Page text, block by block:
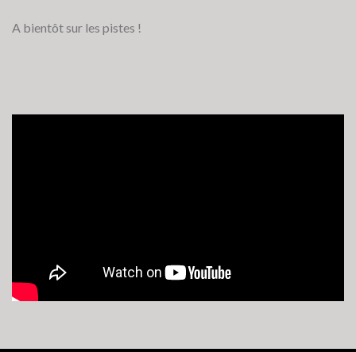
A bientôt sur les pistes !